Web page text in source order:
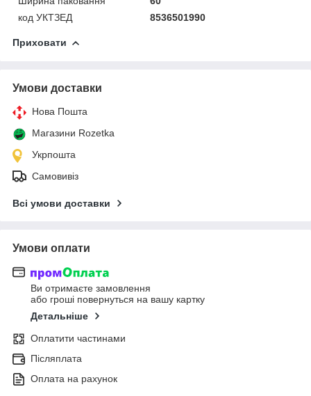
код УКТЗЕД
8536501990
Приховати
Умови доставки
Нова Пошта
Магазини Rozetka
Укрпошта
Самовивіз
Всі умови доставки
Умови оплати
Ви отримаєте замовлення
або гроші повернуться на вашу картку
Детальніше
Оплатити частинами
Післяплата
Оплата на рахунок